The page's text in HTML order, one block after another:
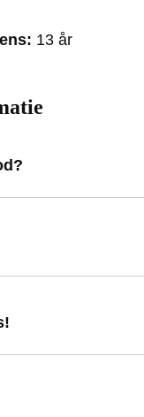
13 år